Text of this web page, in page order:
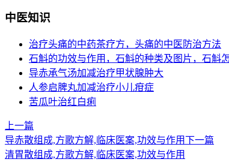
中医知识
治疗头痛的中药茶疗方，头痛的中医防治方法
石斛的功效与作用，石斛的种类及图片，石斛
导赤承气汤加减治疗甲状腺肿大
人参启脾丸加减治疗小儿疳症
苦瓜叶治红白痢
上一篇
导赤散组成,方歌方解,临床医案,功效与作用下一篇
清胃散组成,方歌方解,临床医案,功效与作用